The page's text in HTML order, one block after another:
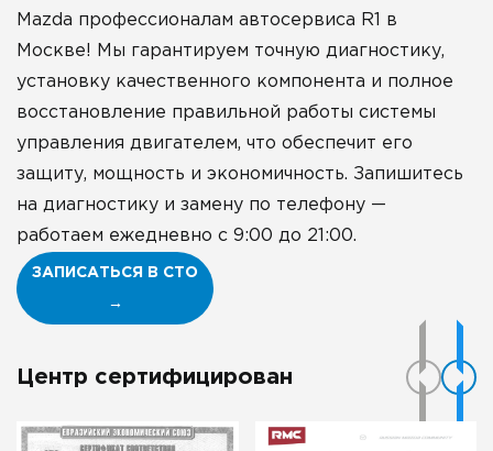
Mazda профессионалам автосервиса R1 в
Москве! Мы гарантируем точную диагностику,
установку качественного компонента и полное
восстановление правильной работы системы
управления двигателем, что обеспечит его
защиту, мощность и экономичность. Запишитесь
на диагностику и замену по телефону —
работаем ежедневно с 9:00 до 21:00.
ЗАПИСАТЬСЯ В СТО
→
Центр сертифицирован